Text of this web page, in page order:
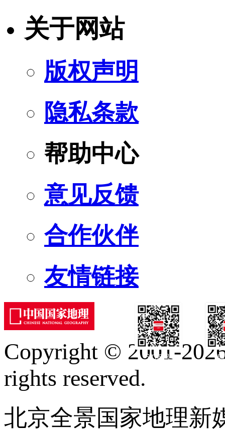
关于网站
版权声明
隐私条款
帮助中心
意见反馈
合作伙伴
友情链接
订阅号
Copyright © 2001-
rights reserved.
北京全景国家地理新